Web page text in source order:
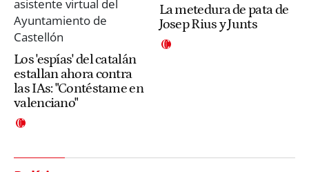
Los 'espías' del catalán
estallan ahora contra
las IAs: "Contéstame en
valenciano"
La metedura de pata de
Josep Rius y Junts